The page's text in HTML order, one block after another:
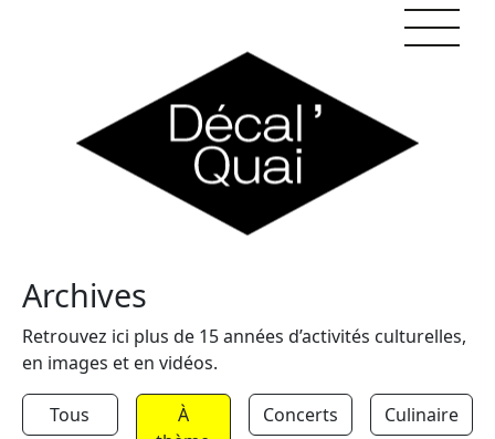
Archives
Retrouvez ici plus de 15 années d’activités culturelles,
en images et en vidéos.
Tous
À
Concerts Culinaire